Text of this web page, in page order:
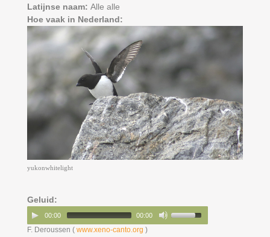
Latijnse naam: Alle alle
Hoe vaak in Nederland:
yukonwhitelight
Geluid:
00:00 00:00
F. Deroussen ( www.xeno-canto.org )